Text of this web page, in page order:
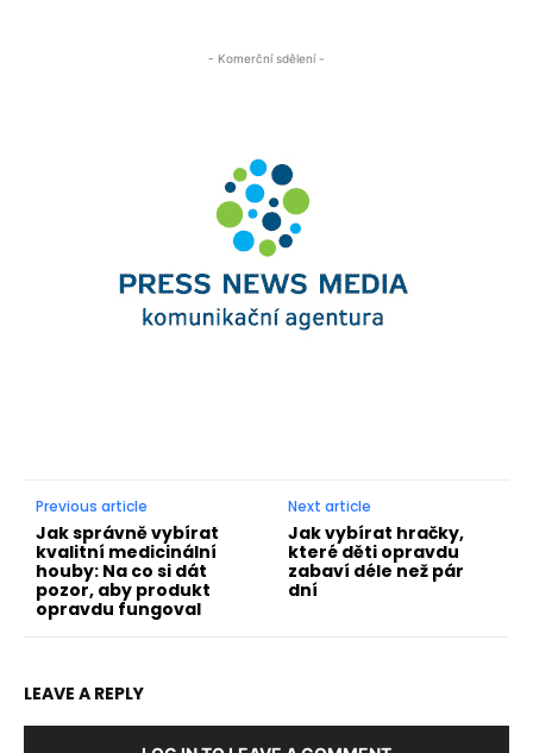
- Komerční sdělení -
Previous article
Jak správně vybírat
kvalitní medicinální
houby: Na co si dát
pozor, aby produkt
opravdu fungoval
Next article
Jak vybírat hračky,
které děti opravdu
zabaví déle než pár
dní
LEAVE A REPLY